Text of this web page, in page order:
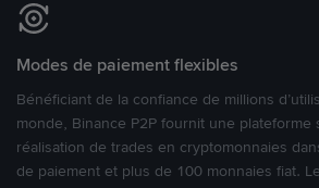
Modes de paiement flexibles
Bénéficiant de la confiance de millions
monde, Binance P2P fournit une plateforme
réalisation de trades en cryptomonnaies
de paiement et plus de 100 monnaies fiat.